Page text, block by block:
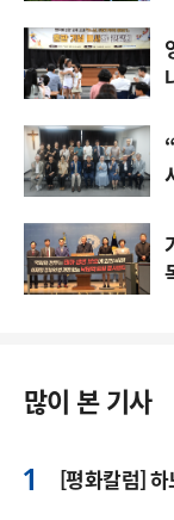
많이 본 기사
[평화칼럼] 하